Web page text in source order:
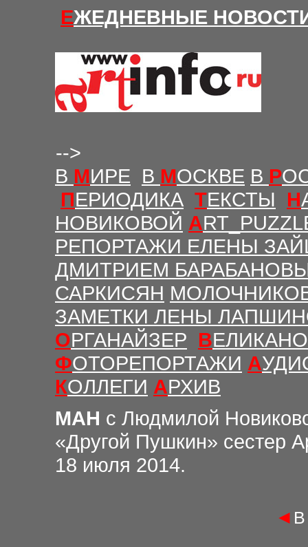
ЕЖЕДНЕВНЫЕ Н
-->
В МИРЕ В МОСКВЕ В Р
ПЕРИОДИКА ТЕКСТЫ Н
НОВИКОВОЙ A
РЕПОРТАЖИ ЕЛЕНЫ
ДМИТРИЕМ
САРКИСЯН
ЗАМЕТКИ ЛЕНЫ
ОРГАНАЙЗЕР В
ФОТОРЕПОРТАЖИ А
КОЛЛЕГИ АРХИВ
МАН с Людмилой
«Другой Пушкин» сестер
18 июля 2014.
◄ В